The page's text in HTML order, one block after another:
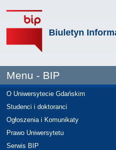
Biuletyn
Menu - BIP
O Uniwersytecie Gdańskim
Studenci i doktoranci
Ogłoszenia i Komunikaty
Prawo Uniwersytetu
Serwis BIP